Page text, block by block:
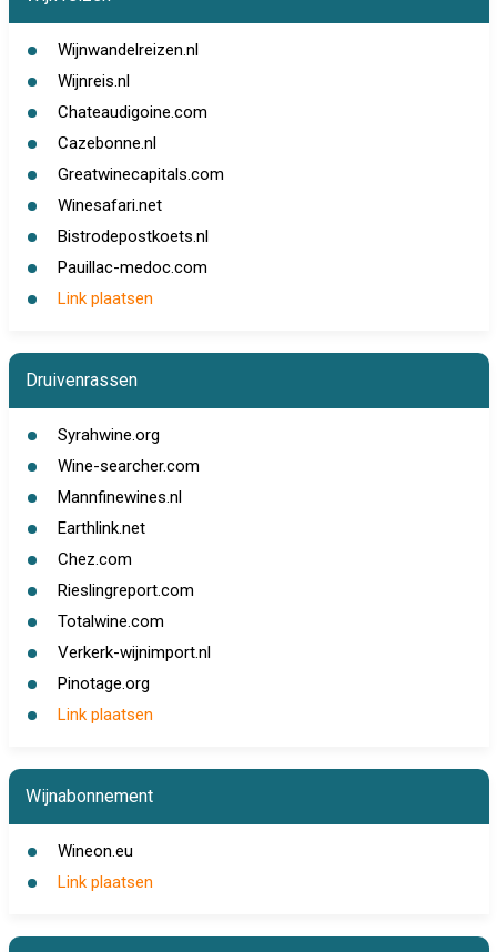
Wijnwandelreizen.nl
Wijnreis.nl
Chateaudigoine.com
Cazebonne.nl
Greatwinecapitals.com
Winesafari.net
Bistrodepostkoets.nl
Pauillac-medoc.com
Link plaatsen
Druivenrassen
Syrahwine.org
Wine-searcher.com
Mannfinewines.nl
Earthlink.net
Chez.com
Rieslingreport.com
Totalwine.com
Verkerk-wijnimport.nl
Pinotage.org
Link plaatsen
Wijnabonnement
Wineon.eu
Link plaatsen